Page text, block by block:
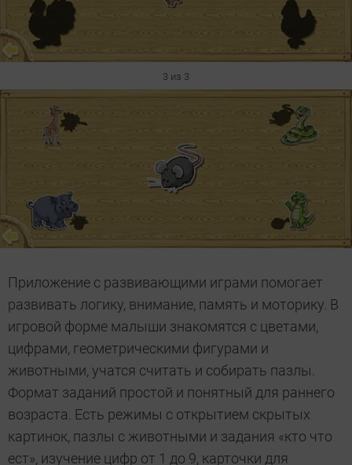
3 из 3
Приложение с развивающими играми помогает
развивать логику, внимание, память и моторику. В
игровой форме малыши знакомятся с цветами,
цифрами, геометрическими фигурами и
животными, учатся считать и собирать пазлы.
Формат заданий простой и понятный для раннего
возраста. Есть режимы с открытием скрытых
картинок, пазлы с животными и задания «кто что
ест», изучение цифр от 1 до 9, карточки для